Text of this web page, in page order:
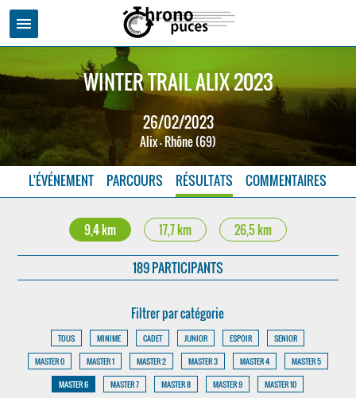
menu
WINTER TRAIL ALIX 2023
26/02/2023
Alix - Rhône (69)
L'ÉVÉNEMENT PARCOURS RÉSULTATS COMMENTAIRES
9,4 km 17,7 km 26,5 km
189 PARTICIPANTS
Filtrer par catégorie
TOUS MINIME CADET JUNIOR ESPOIR
SENIOR
MASTER 0
MASTER 1 MASTER 2 MASTER 3 MASTER 4
MASTER 5
MASTER 6
MASTER 7 MASTER 8 MASTER 9 MASTER 10